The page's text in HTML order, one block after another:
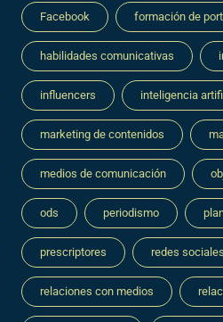
Facebook formación de
habilidades comunicativas
influencers inteligencia
marketing de contenidos
medios de comunicación
ods periodismo
prescriptores redes sociales
relaciones con medios